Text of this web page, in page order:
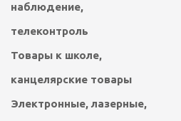
браслеты
щиты и сетки
наблюдение,
телеконтроль
Товары к школе,
канцелярские товары
Электронные, лазерные,